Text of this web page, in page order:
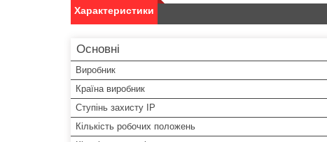
Характеристики
Основні
Виробник
Країна виробник
Ступінь захисту IP
Кількість робочих положень